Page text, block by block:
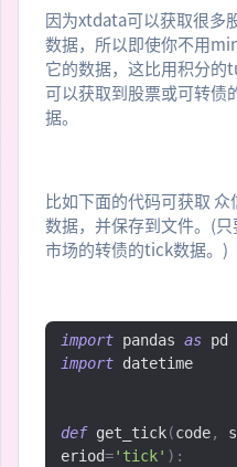
因为xtdata可以获取很多
数据，所以即使你不用
它的数据，这比用积分的
可以获取到股票或可转
据。
比如下面的代码可获取
数据，并保存到文件。(
市场的转债的tick数据。)
import pandas as
import datetime
def get_tick(code,
eriod='tick' ):